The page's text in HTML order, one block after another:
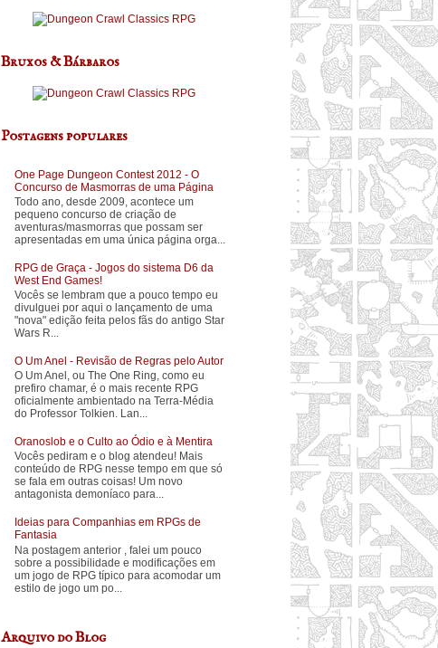
Bruxos & Bárbaros
Postagens populares
One Page Dungeon Contest 2012 - O
Concurso de Masmorras de uma Página
Todo ano, desde 2009, acontece um
pequeno concurso de criação de
aventuras/masmorras que possam ser
apresentadas em uma única página orga...
RPG de Graça - Jogos do sistema D6 da
West End Games!
Vocês se lembram que a pouco tempo eu
divulguei por aqui o lançamento de uma
"nova" edição feita pelos fãs do antigo Star
Wars R...
O Um Anel - Revisão de Regras pelo Autor
O Um Anel, ou The One Ring, como eu
prefiro chamar, é o mais recente RPG
oficialmente ambientado na Terra-Média
do Professor Tolkien. Lan...
Oranoslob e o Culto ao Ódio e à Mentira
Vocês pediram e o blog atendeu! Mais
conteúdo de RPG nesse tempo em que só
se fala em outras coisas! Um novo
antagonista demoníaco para...
Ideias para Companhias em RPGs de
Fantasia
Na postagem anterior , falei um pouco
sobre a possibilidade e modificações em
um jogo de RPG típico para acomodar um
estilo de jogo um po...
Arquivo do Blog